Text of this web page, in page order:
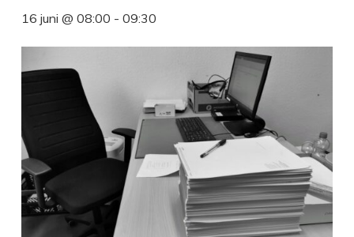
16 juni @ 08:00 - 09:30